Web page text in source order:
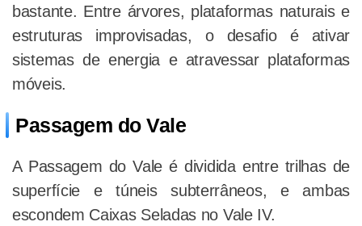
bastante. Entre árvores, plataformas naturais e
estruturas improvisadas, o desafio é ativar
sistemas de energia e atravessar plataformas
móveis.
Passagem do Vale
A Passagem do Vale é dividida entre trilhas de
superfície e túneis subterrâneos, e ambas
escondem Caixas Seladas no Vale IV.